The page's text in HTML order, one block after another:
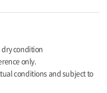
dry condition
only.
conditions and subject to